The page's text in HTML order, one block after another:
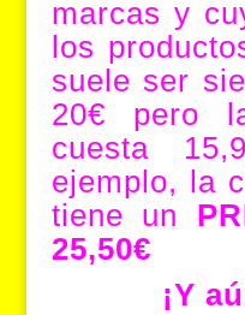
marcas y
los
suele ser
20€ pero
cuesta
ejemplo, la
tiene un
25,50€
¡Y